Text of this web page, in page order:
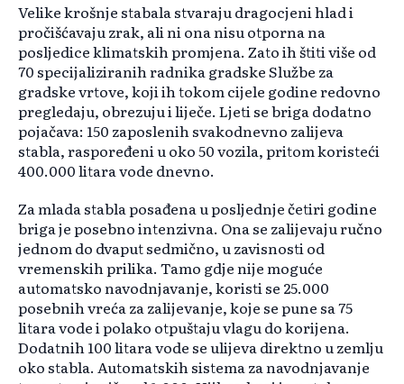
Velike krošnje stabala stvaraju dragocjeni hlad i
pročišćavaju zrak, ali ni ona nisu otporna na
posljedice klimatskih promjena. Zato ih štiti više od
70 specijaliziranih radnika gradske Službe za
gradske vrtove, koji ih tokom cijele godine redovno
pregledaju, obrezuju i liječe. Ljeti se briga dodatno
pojačava: 150 zaposlenih svakodnevno zalijeva
stabla, raspoređeni u oko 50 vozila, pritom koristeći
400.000 litara vode dnevno.
Za mlada stabla posađena u posljednje četiri godine
briga je posebno intenzivna. Ona se zalijevaju ručno
jednom do dvaput sedmično, u zavisnosti od
vremenskih prilika. Tamo gdje nije moguće
automatsko navodnjavanje, koristi se 25.000
posebnih vreća za zalijevanje, koje se pune sa 75
litara vode i polako otpuštaju vlagu do korijena.
Dodatnih 100 litara vode se ulijeva direktno u zemlju
oko stabla. Automatskih sistema za navodnjavanje